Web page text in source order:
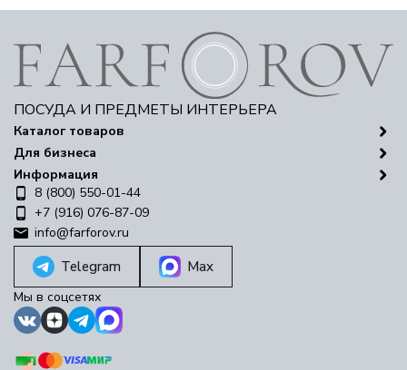
ПОСУДА И ПРЕДМЕТЫ ИНТЕРЬЕРА
Каталог товаров
Для бизнеса
Информация
8 (800) 550-01-44
+7 (916) 076-87-09
info@farforov.ru
Telegram Max
Мы в соцсетях